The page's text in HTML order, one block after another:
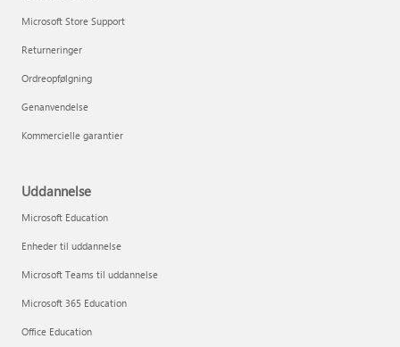
Microsoft Store Support
Returneringer
Ordreopfølgning
Genanvendelse
Kommercielle garantier
Uddannelse
Microsoft Education
Enheder til uddannelse
Microsoft Teams til uddannelse
Microsoft 365 Education
Office Education